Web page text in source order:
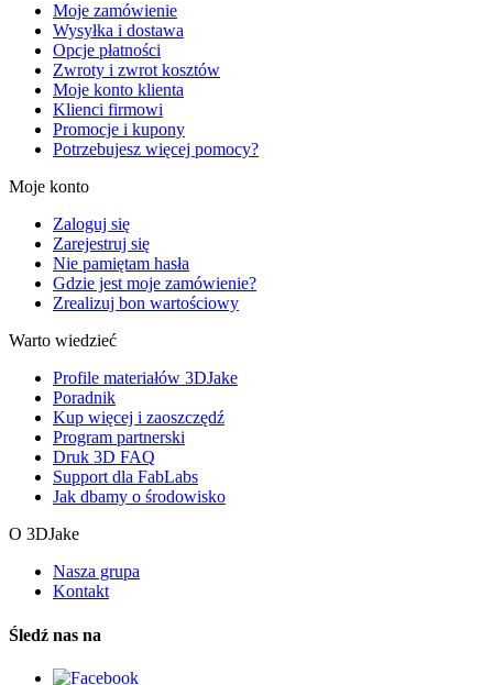
Moje zamówienie
Wysyłka i dostawa
Opcje płatności
Zwroty i zwrot kosztów
Moje konto klienta
Klienci firmowi
Promocje i kupony
Potrzebujesz więcej pomocy?
Moje konto
Zaloguj się
Zarejestruj się
Nie pamiętam hasła
Gdzie jest moje zamówienie?
Zrealizuj bon wartościowy
Warto wiedzieć
Profile materiałów 3DJake
Poradnik
Kup więcej i zaoszczędź
Program partnerski
Druk 3D FAQ
Support dla FabLabs
Jak dbamy o środowisko
O 3DJake
Nasza grupa
Kontakt
Śledź nas na